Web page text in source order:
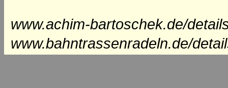
www.achim-bartoschek.de/
www.bahntrassenradeln.de/